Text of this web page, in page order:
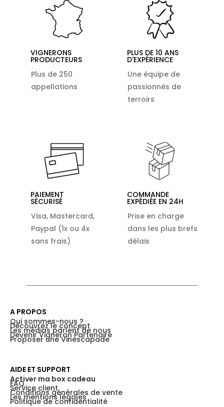
VIGNERONS
PRODUCTEURS
Plus de 250
appellations
PLUS DE 10 ANS
D'EXPÉRIENCE
Une équipe de
passionnés de
terroirs
PAIEMENT
SÉCURISÉ
Visa, Mastercard,
Paypal (1x ou 4x
sans frais)
COMMANDE
EXPÉDIÉE EN 24H
Prise en charge
dans les plus brefs
délais
AIDE ET SUPPORT
Activer ma box cadeau
FAQ
Service client
Conditions générales de vente
Les mentions légales
Politique de confidentialité
A PROPOS
Qui sommes-nous ?
Découvrez le concept
Les médias parlent de nous
Devenir Vigneron Partenaire
Proposer une Vinescapade